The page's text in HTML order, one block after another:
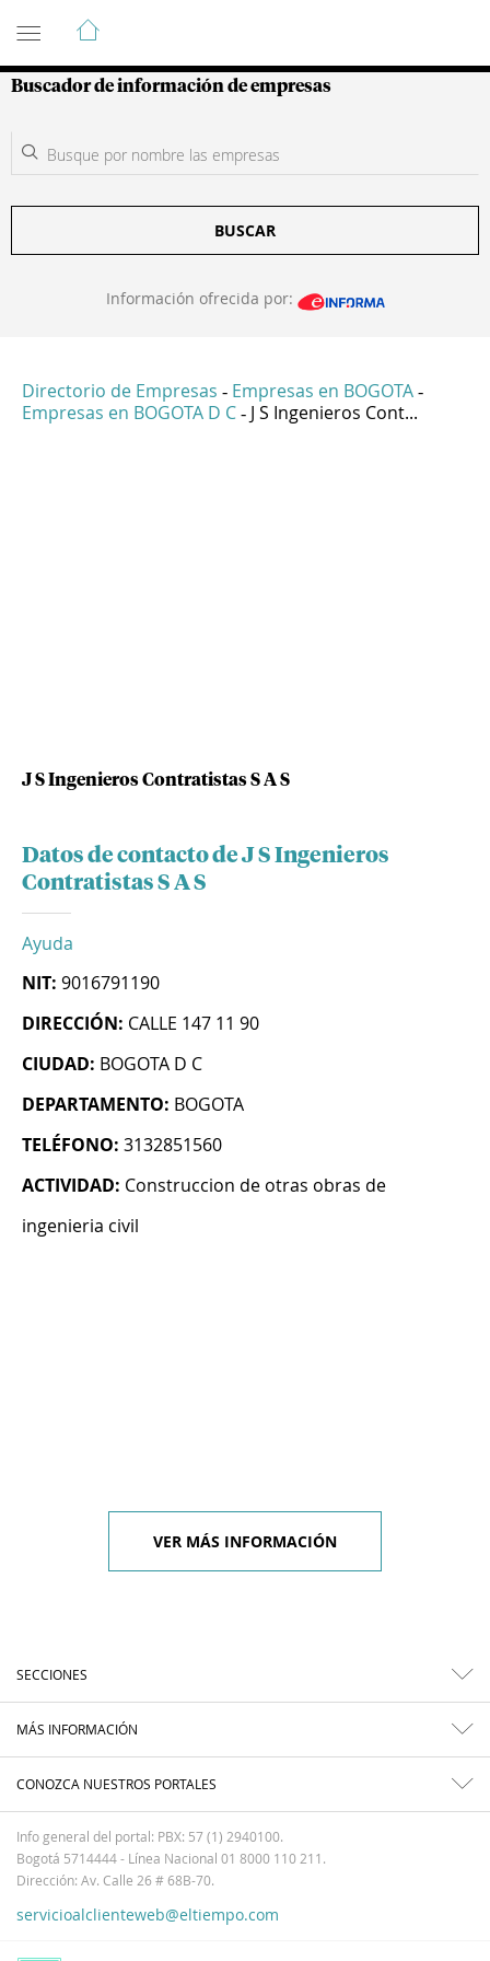
Guía de Empresas Colombianas
Buscador de información de empresas
BUSCAR
Información ofrecida por:
Directorio de Empresas - Empresas en BOGOTA -
Empresas en BOGOTA D C - J S Ingenieros Cont...
J S Ingenieros Contratistas S A S
Datos de contacto de J S Ingenieros
Contratistas S A S
Ayuda
NIT: 9016791190
DIRECCIÓN: CALLE 147 11 90
CIUDAD: BOGOTA D C
DEPARTAMENTO: BOGOTA
TELÉFONO: 3132851560
ACTIVIDAD: Construccion de otras obras de
ingenieria civil
VER MÁS INFORMACIÓN
SECCIONES
MÁS INFORMACIÓN
CONOZCA NUESTROS PORTALES
Info general del portal: PBX: 57 (1) 2940100.
Bogotá 5714444 - Línea Nacional 01 8000 110 211.
Dirección: Av. Calle 26 # 68B-70.
servicioalclienteweb@eltiempo.com